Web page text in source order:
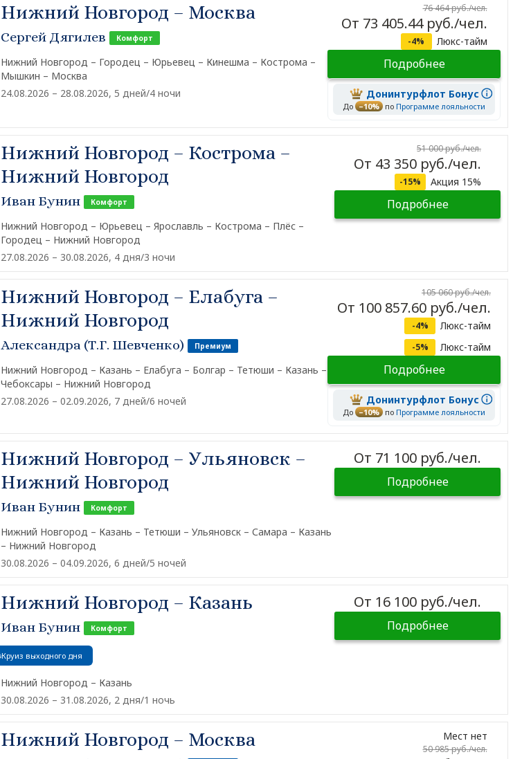
Нижний Новгород – Москва
Сергей Дягилев Комфорт
Нижний Новгород – Городец – Юрьевец – Кинешма – Кострома –
Мышкин – Москва
24.08.2026 – 28.08.2026, 5 дней/4 ночи
76 464 руб./чел.
От 73 405.44 руб./чел.
-4% Люкс-тайм
Подробнее
Донинтурфлот Бонус
До –10% по Программе лояльности
Нижний Новгород – Кострома –
Нижний Новгород
Иван Бунин Комфорт
Нижний Новгород – Юрьевец – Ярославль – Кострома – Плёс –
Городец – Нижний Новгород
27.08.2026 – 30.08.2026, 4 дня/3 ночи
51 000 руб./чел.
От 43 350 руб./чел.
-15% Акция 15%
Подробнее
Нижний Новгород – Елабуга –
Нижний Новгород
Александра (Т.Г. Шевченко) Премиум
Нижний Новгород – Казань – Елабуга – Болгар – Тетюши – Казань –
Чебоксары – Нижний Новгород
27.08.2026 – 02.09.2026, 7 дней/6 ночей
105 060 руб./чел.
От 100 857.60 руб./чел.
-4% Люкс-тайм
-5% Люкс-тайм
Подробнее
Донинтурфлот Бонус
До –10% по Программе лояльности
Нижний Новгород – Ульяновск –
Нижний Новгород
Иван Бунин Комфорт
Нижний Новгород – Казань – Тетюши – Ульяновск – Самара – Казань
– Нижний Новгород
30.08.2026 – 04.09.2026, 6 дней/5 ночей
От 71 100 руб./чел.
Подробнее
Нижний Новгород – Казань
Иван Бунин Комфорт
Круиз выходного дня
Нижний Новгород – Казань
30.08.2026 – 31.08.2026, 2 дня/1 ночь
От 16 100 руб./чел.
Подробнее
Нижний Новгород – Москва Мест нет
50 985 руб./чел.